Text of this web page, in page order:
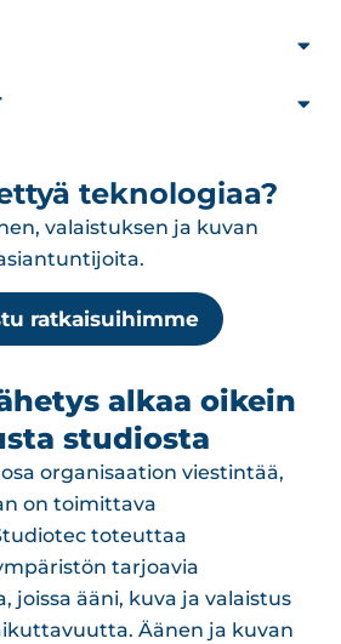
teknologiaa?
valaistuksen ja kuvan
ratkaisuihimme
alkaa oikein
studiosta
organisaation viestintää,
on toimittava
toteuttaa
tarjoavia
joissa ääni, kuva ja valaistus
Äänen ja kuvan